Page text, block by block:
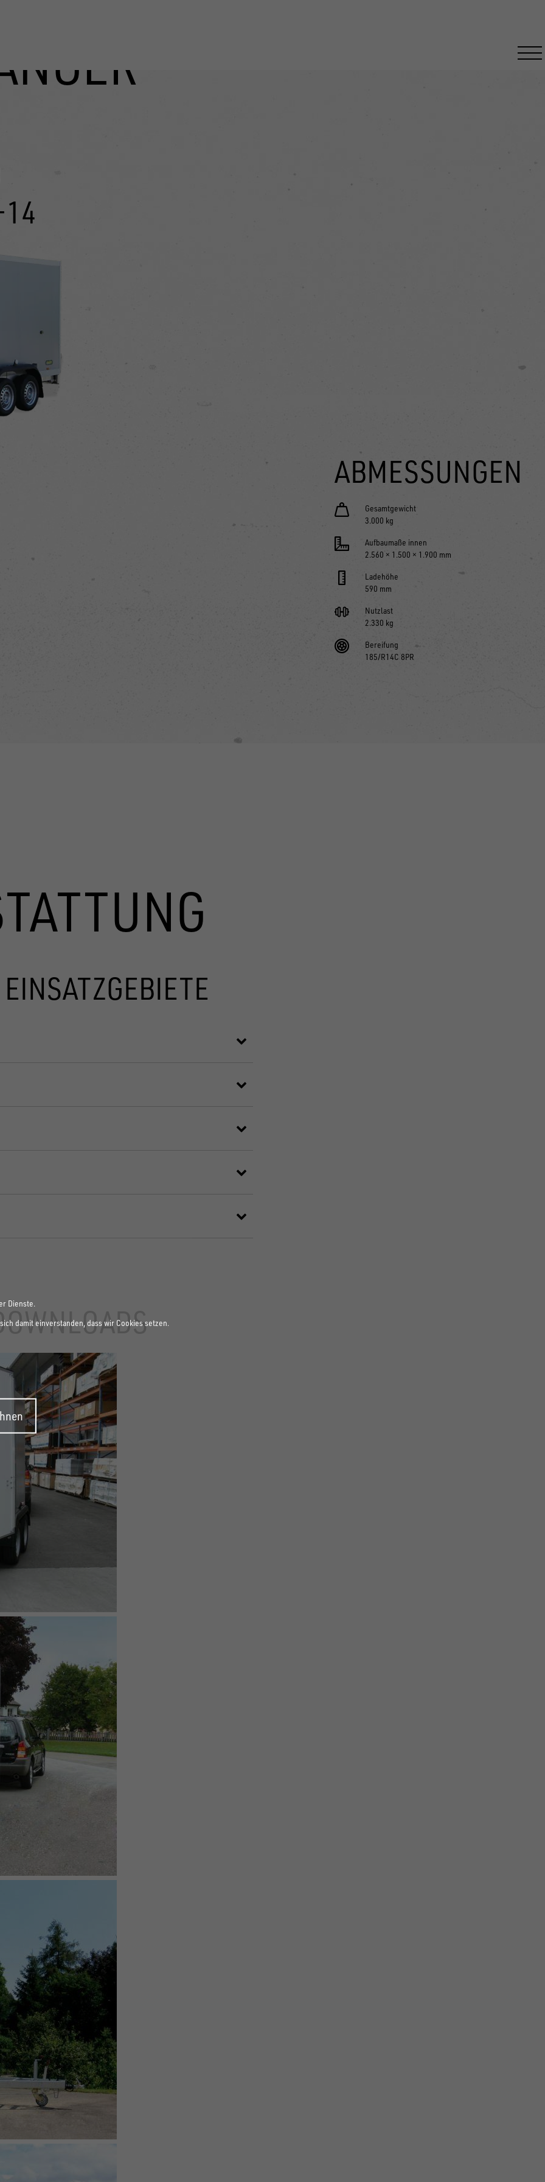
ABMESSUNGEN
Gesamtgewicht
3.000 kg
Aufbaumaße innen
2.560 × 1.500 × 1.900 mm
Ladehöhe
590 mm
Nutzlast
2.330 kg
Bereifung
185/R14C 8PR
Dienste.
damit einverstanden, dass wir Cookies setzen.